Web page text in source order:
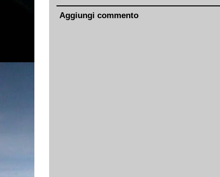
Aggiungi commento